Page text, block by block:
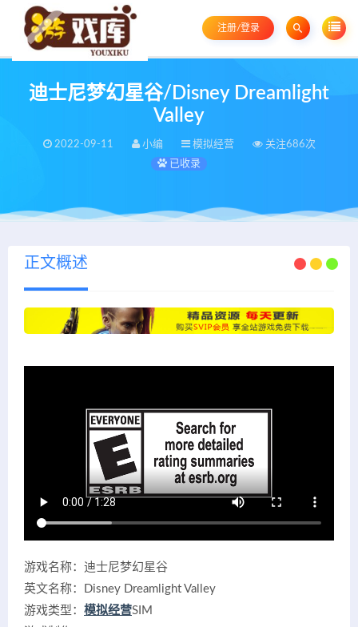
注册/登录
迪士尼梦幻星谷/Disney Dreamlight
Valley
2022-09-11 小编 模拟经营
关注686次
已收录
正文概述
游戏名称：迪士尼梦幻星谷
英文名称：Disney Dreamlight Valley
游戏类型： 模拟经营SIM